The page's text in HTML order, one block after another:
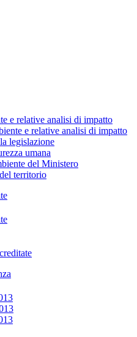
e relative analisi di impatto
e relative analisi di impatto
legislazione
umana
del Ministero
territorio